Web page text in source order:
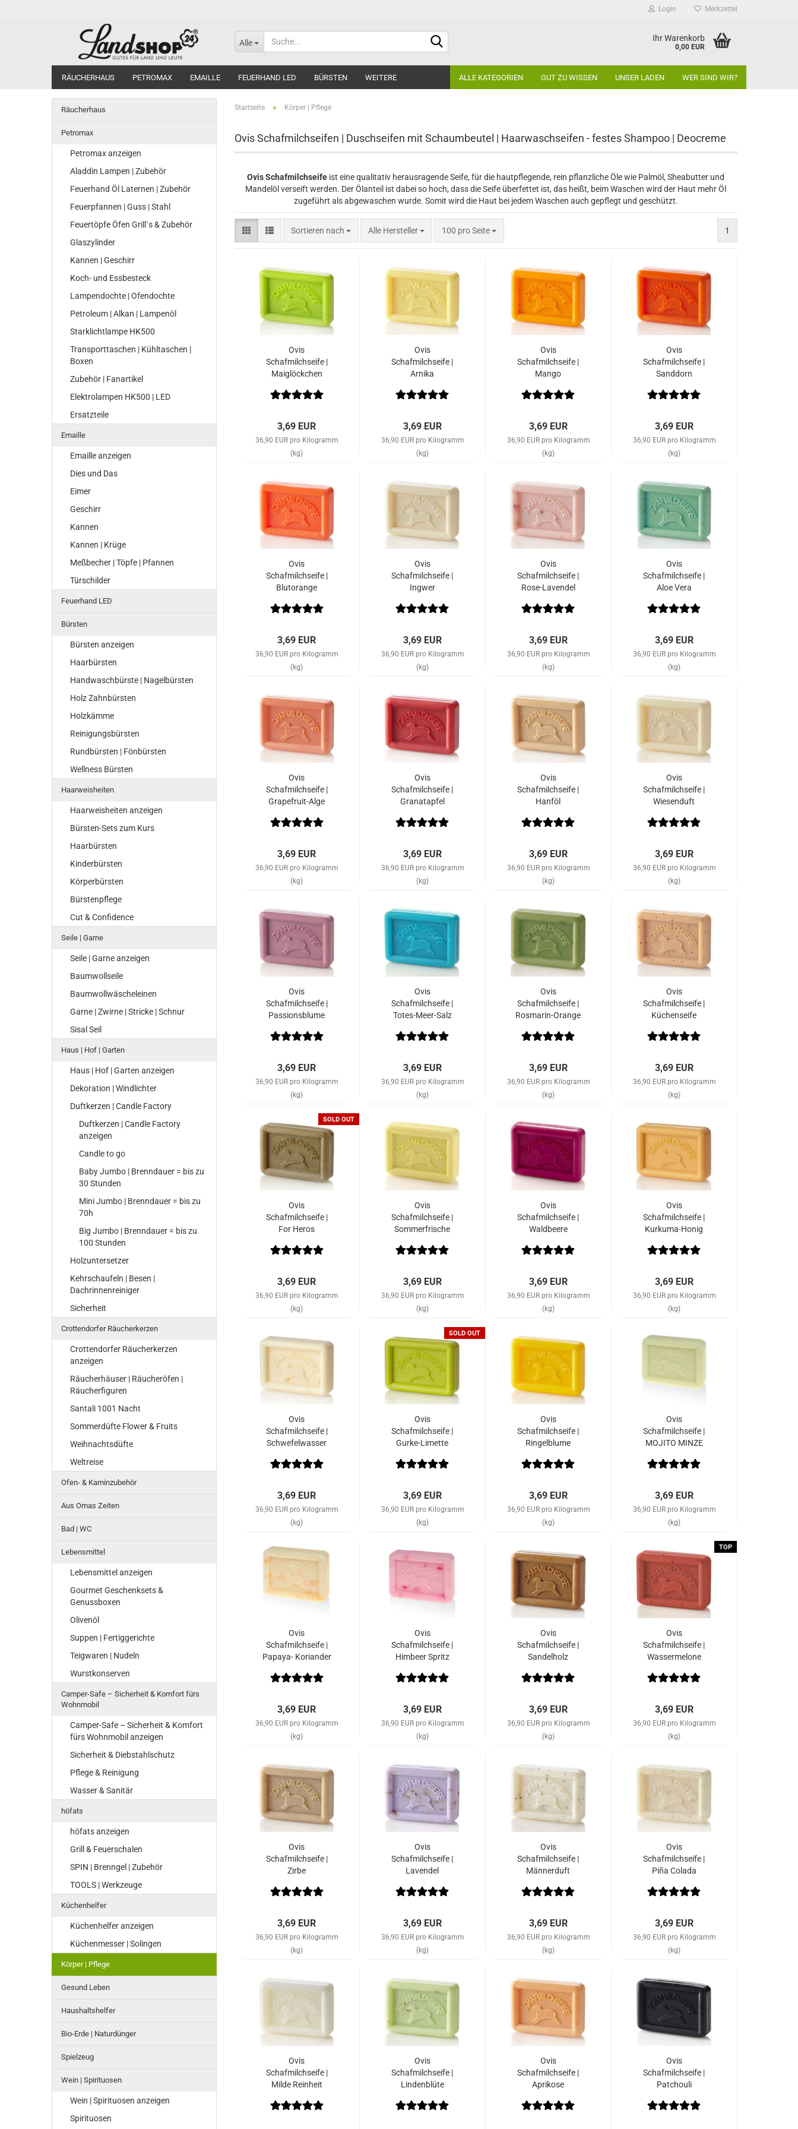
Login Merkzettel
Alle Ihr Warenkorb
0,00 EUR
RÄUCHERHAUS PETROMAX EMAILLE FEUERHAND LED BÜRSTEN ALLE KATEGORIEN GUT ZU WISSEN UNSER LADEN WER SIND WIR?
WEITERE
Startseite » Körper | Pflege
Ovis Schafmilchseifen | Duschseifen mit Schaumbeutel | Haarwaschseifen - festes Shampoo | Deocreme
Ovis Schafmilchseife ist eine qualitativ herausragende Seife, für die hautpflegende, rein pflanzliche Öle wie Palmöl, Sheabutter und
Mandelöl verseift werden. Der Ölanteil ist dabei so hoch, dass die Seife überfettet ist, das heißt, beim Waschen wird der Haut mehr Öl
zugeführt als abgewaschen wurde. Somit wird die Haut bei jedem Waschen auch gepflegt und geschützt.
Sortieren nach
Sortieren nach Alle Hersteller 100 pro Seite
pro Seite 1
Ovis
Schafmilchseife |
Maiglöckchen
3,69 EUR
36,90 EUR pro Kilogramm
(kg)
Ovis
Schafmilchseife |
Arnika
3,69 EUR
36,90 EUR pro Kilogramm
(kg)
Ovis
Schafmilchseife |
Mango
3,69 EUR
36,90 EUR pro Kilogramm
(kg)
Ovis
Schafmilchseife |
Sanddorn
3,69 EUR
36,90 EUR pro Kilogramm
(kg)
Ovis
Schafmilchseife |
Blutorange
3,69 EUR
36,90 EUR pro Kilogramm
(kg)
Ovis
Schafmilchseife |
Ingwer
3,69 EUR
36,90 EUR pro Kilogramm
(kg)
Ovis
Schafmilchseife |
Rose-Lavendel
3,69 EUR
36,90 EUR pro Kilogramm
(kg)
Ovis
Schafmilchseife |
Aloe Vera
3,69 EUR
36,90 EUR pro Kilogramm
(kg)
Ovis
Schafmilchseife |
Grapefruit-Alge
3,69 EUR
36,90 EUR pro Kilogramm
(kg)
Ovis
Schafmilchseife |
Granatapfel
3,69 EUR
36,90 EUR pro Kilogramm
(kg)
Ovis
Schafmilchseife |
Hanföl
3,69 EUR
36,90 EUR pro Kilogramm
(kg)
Ovis
Schafmilchseife |
Wiesenduft
3,69 EUR
36,90 EUR pro Kilogramm
(kg)
Ovis
Schafmilchseife |
Passionsblume
3,69 EUR
36,90 EUR pro Kilogramm
(kg)
Ovis
Schafmilchseife |
Totes-Meer-Salz
3,69 EUR
36,90 EUR pro Kilogramm
(kg)
Ovis
Schafmilchseife |
Rosmarin-Orange
3,69 EUR
36,90 EUR pro Kilogramm
(kg)
Ovis
Schafmilchseife |
Küchenseife
3,69 EUR
36,90 EUR pro Kilogramm
(kg)
SOLD OUT
Ovis
Schafmilchseife |
For Heros
3,69 EUR
36,90 EUR pro Kilogramm
(kg)
Ovis
Schafmilchseife |
Sommerfrische
3,69 EUR
36,90 EUR pro Kilogramm
(kg)
Ovis
Schafmilchseife |
Waldbeere
3,69 EUR
36,90 EUR pro Kilogramm
(kg)
Ovis
Schafmilchseife |
Kurkuma-Honig
3,69 EUR
36,90 EUR pro Kilogramm
(kg)
Ovis
Schafmilchseife |
Schwefelwasser
3,69 EUR
36,90 EUR pro Kilogramm
(kg)
SOLD OUT
Ovis
Schafmilchseife |
Gurke-Limette
3,69 EUR
36,90 EUR pro Kilogramm
(kg)
Ovis
Schafmilchseife |
Ringelblume
3,69 EUR
36,90 EUR pro Kilogramm
(kg)
Ovis
Schafmilchseife |
MOJITO MINZE
3,69 EUR
36,90 EUR pro Kilogramm
(kg)
Ovis
Schafmilchseife |
Papaya- Koriander
3,69 EUR
36,90 EUR pro Kilogramm
(kg)
Ovis
Schafmilchseife |
Himbeer Spritz
3,69 EUR
36,90 EUR pro Kilogramm
(kg)
Ovis
Schafmilchseife |
Sandelholz
3,69 EUR
36,90 EUR pro Kilogramm
(kg)
TOP
Ovis
Schafmilchseife |
Wassermelone
3,69 EUR
36,90 EUR pro Kilogramm
(kg)
Ovis
Schafmilchseife |
Zirbe
3,69 EUR
36,90 EUR pro Kilogramm
(kg)
Ovis
Schafmilchseife |
Lavendel
3,69 EUR
36,90 EUR pro Kilogramm
(kg)
Ovis
Schafmilchseife |
Männerduft
3,69 EUR
36,90 EUR pro Kilogramm
(kg)
Ovis
Schafmilchseife |
Piña Colada
3,69 EUR
36,90 EUR pro Kilogramm
(kg)
Ovis
Schafmilchseife |
Milde Reinheit
Ovis
Schafmilchseife |
Lindenblüte
Ovis
Schafmilchseife |
Aprikose
Ovis
Schafmilchseife |
Patchouli
Räucherhaus
Petromax
Petromax anzeigen
Aladdin Lampen | Zubehör
Feuerhand Öl Laternen | Zubehör
Feuerpfannen | Guss | Stahl
Feuertöpfe Öfen Grill`s & Zubehör
Glaszylinder
Kannen | Geschirr
Koch- und Essbesteck
Lampendochte | Ofendochte
Petroleum | Alkan | Lampenöl
Starklichtlampe HK500
Transporttaschen | Kühltaschen |
Boxen
Zubehör | Fanartikel
Elektrolampen HK500 | LED
Ersatzteile
Emaille
Emaille anzeigen
Dies und Das
Eimer
Geschirr
Kannen
Kannen | Krüge
Meßbecher | Töpfe | Pfannen
Türschilder
Feuerhand LED
Bürsten
Bürsten anzeigen
Haarbürsten
Handwaschbürste | Nagelbürsten
Holz Zahnbürsten
Holzkämme
Reinigungsbürsten
Rundbürsten | Fönbürsten
Wellness Bürsten
Haarweisheiten
Haarweisheiten anzeigen
Bürsten-Sets zum Kurs
Haarbürsten
Kinderbürsten
Körperbürsten
Bürstenpflege
Cut & Confidence
Seile | Garne
Seile | Garne anzeigen
Baumwollseile
Baumwollwäscheleinen
Garne | Zwirne | Stricke | Schnur
Sisal Seil
Haus | Hof | Garten
Haus | Hof | Garten anzeigen
Dekoration | Windlichter
Duftkerzen | Candle Factory
Duftkerzen | Candle Factory
anzeigen
Candle to go
Baby Jumbo | Brenndauer = bis zu
30 Stunden
Mini Jumbo | Brenndauer = bis zu
70h
Big Jumbo | Brenndauer = bis zu
100 Stunden
Holzuntersetzer
Kehrschaufeln | Besen |
Dachrinnenreiniger
Sicherheit
Crottendorfer Räucherkerzen
Crottendorfer Räucherkerzen
anzeigen
Räucherhäuser | Räucheröfen |
Räucherfiguren
Santali 1001 Nacht
Sommerdüfte Flower & Fruits
Weihnachtsdüfte
Weltreise
Ofen- & Kaminzubehör
Aus Omas Zeiten
Bad | WC
Lebensmittel
Lebensmittel anzeigen
Gourmet Geschenksets &
Genussboxen
Olivenöl
Suppen | Fertiggerichte
Teigwaren | Nudeln
Wurstkonserven
Camper-Safe – Sicherheit & Komfort fürs
Wohnmobil
Camper-Safe – Sicherheit & Komfort
fürs Wohnmobil anzeigen
Sicherheit & Diebstahlschutz
Pflege & Reinigung
Wasser & Sanitär
höfats
höfats anzeigen
Grill & Feuerschalen
SPIN | Brenngel | Zubehör
TOOLS | Werkzeuge
Küchenhelfer
Küchenhelfer anzeigen
Küchenmesser | Solingen
Körper | Pflege
Gesund Leben
Haushaltshelfer
Bio-Erde | Naturdünger
Spielzeug
Wein | Spirituosen
Wein | Spirituosen anzeigen
Spirituosen